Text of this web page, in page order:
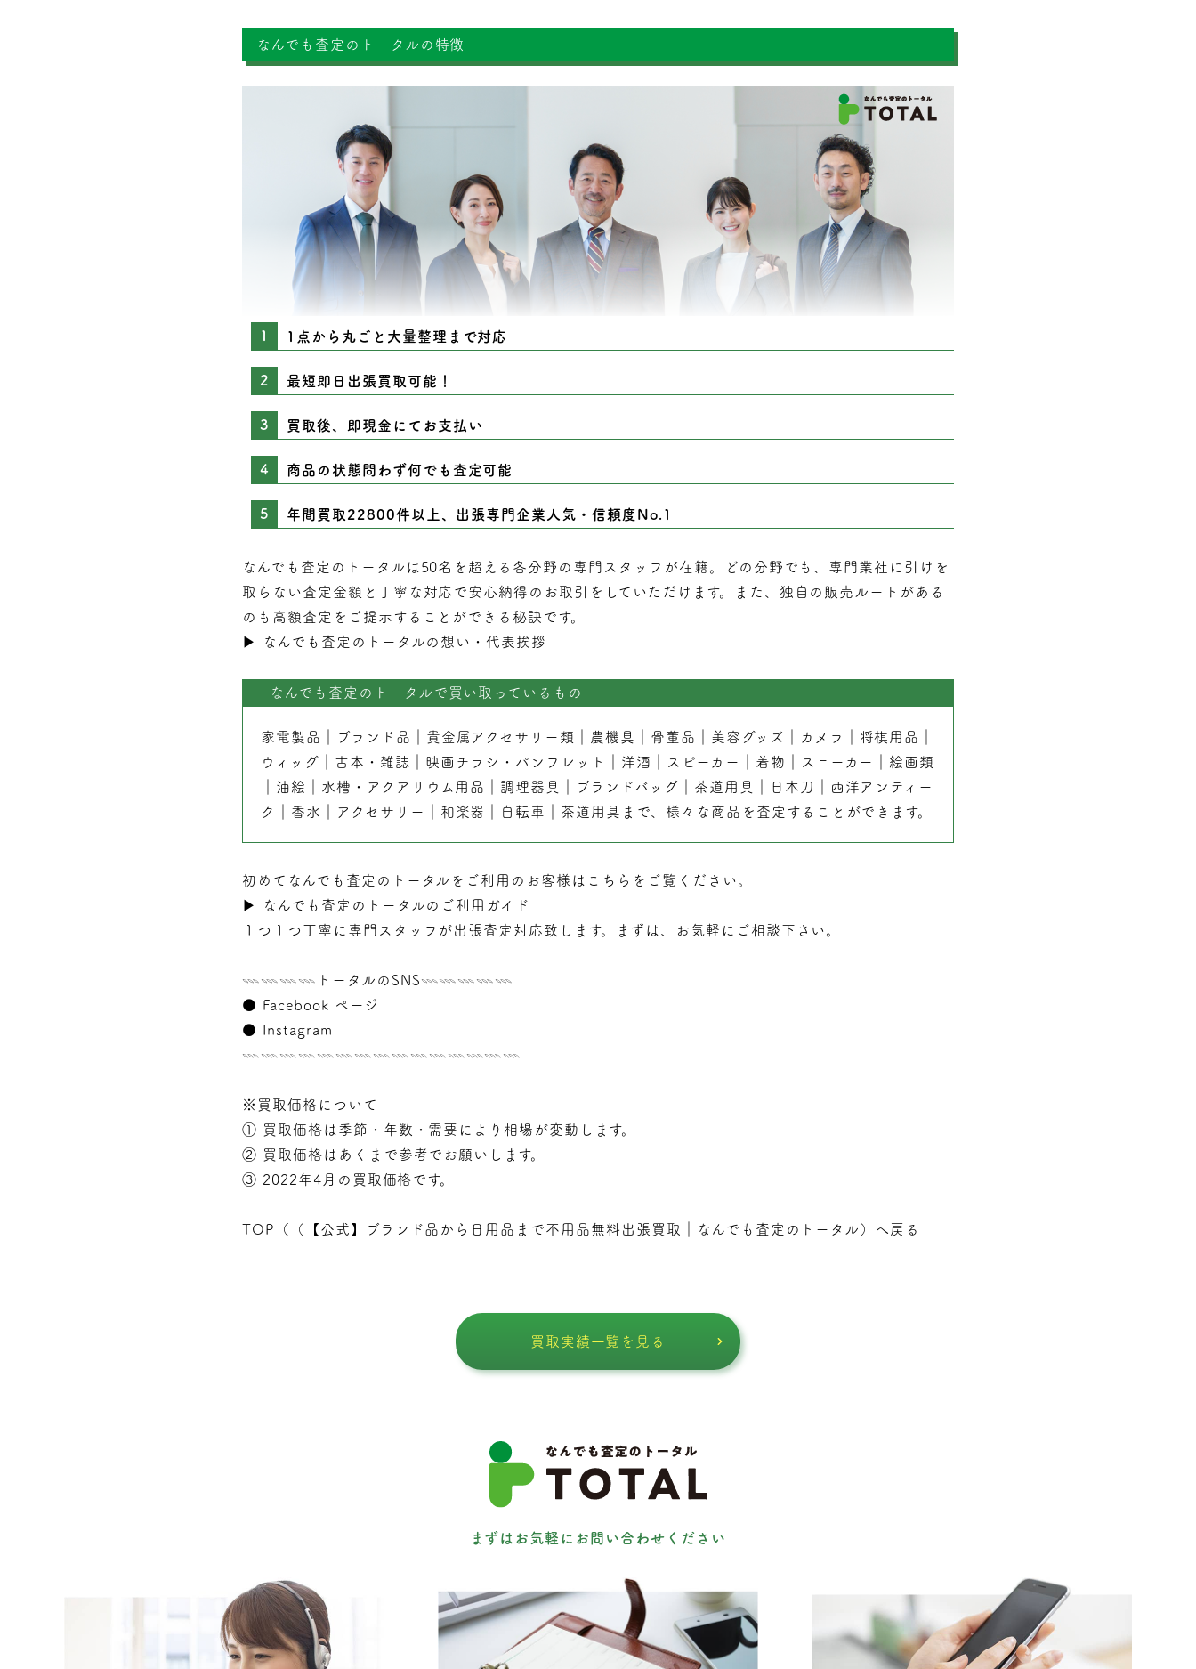
なんでも査定のトータルの特徴
1点から丸ごと大量整理まで対応
最短即日出張買取可能！
買取後、即現金にてお支払い
商品の状態問わず何でも査定可能
年間買取22800件以上、出張専門企業人気・信頼度No.1
なんでも査定のトータルは50名を超える各分野の専門スタッフが在籍。どの分野でも、専門業社に引けを
取らない査定 金額と丁寧な対応で安心納得のお取引をしていただけます。また、独自の販売ルートがある
のも高額査定をご提示することができる秘訣です。
▶︎
なんでも査定のトータルの想い・代表挨拶
なんでも査定のトータルで買い取っているもの
家電製品 ブランド品 貴金属アクセサリー類 農機具 骨董品 美容グッズ カメラ 将棋用品
ウィッグ
古本 ・ 雑誌 映画チラシ・パンフレット 洋酒 スピーカー 着物 スニーカー
絵画類
油絵 水槽・アクアリウム用品 調理器具 ブランドバッグ ｜茶道用具｜ 日本刀
西洋アンティー
ク
香水 アクセサリー 和楽器 自転車 茶道用具 まで、様々な商品を査定することができます。
初めてなんでも査定のトータルをご利用のお客様はこちらをご覧ください。
▶︎
なんでも査定のトータルのご利用ガイド
１つ１つ丁寧に専門スタッフが出張査定対応致します。まずは、お気軽にご相談下さい。
𓇠𓇠𓇠𓇠トータルのSNS𓇠𓇠𓇠𓇠𓇠
● Facebook ページ
● Instagram
𓇠𓇠𓇠𓇠𓇠𓇠𓇠𓇠𓇠𓇠𓇠𓇠𓇠𓇠𓇠
※買取価格について
① 買取価格は季節・年数・需要により相場が変動します。
② 買取価格はあくまで参考でお願いします。
③ 2022年4月の買取価格です。
TOP（（ 【公式】ブランド品から日用品まで不用品無料出張買取｜なんでも査定のトータル）へ戻る
買取実績一覧を見る
まずはお気軽にお問い合わせください